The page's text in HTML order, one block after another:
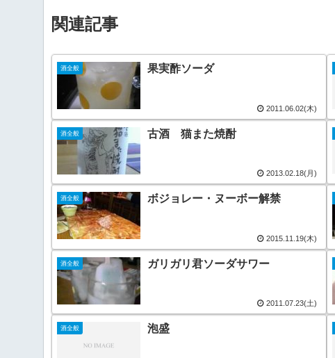
関連記事
酒全般 果実酢ソーダ
2011.06.02(木)
酒全般 古酒 猫また焼酎
2013.02.18(月)
酒全般 ボジョレー・ヌーボー解禁
2015.11.19(木)
酒全般 ガリガリ君ソーダサワー
2011.07.23(土)
酒全般 泡盛